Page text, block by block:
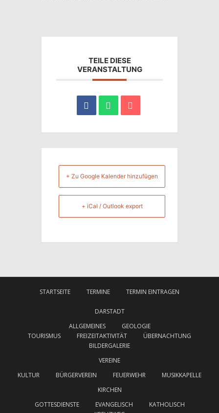
TEILE DIESE
VERANSTALTUNG
+ Zu Google Kalender hinzufügen
+ iCal / Outlook export
STARTSEITE TERMINE TERMIN EINTRAGEN
DARSTADT
ALLGEMEINES
GEOLOGIE
TOURISMUS
FREIZEITAKTIVITÄT
ÜBERNACHTUNG
BILDERGALERIE
VEREINE
KULTUR
BÜRGERVEREIN FEUERWEHR
MUSIKKAPELLE
KIRCHEN
GOTTESDIENSTE
EVANGELISCH
KATHOLISCH